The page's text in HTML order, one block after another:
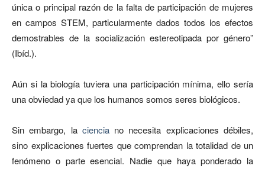
única o principal razón de la falta de participación de mujeres
en campos STEM, particularmente dados todos los efectos
demostrables de la socialización estereotipada por género”
(Ibíd.).
Aún si la biología tuviera una participación mínima, ello sería
una obviedad ya que los humanos somos seres biológicos.
Sin embargo, la cienciano necesita explicaciones débiles,
sino explicaciones fuertes que comprendan la totalidad de un
fenómeno o parte esencial. Nadie que haya ponderado la